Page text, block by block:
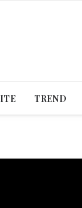
TREND